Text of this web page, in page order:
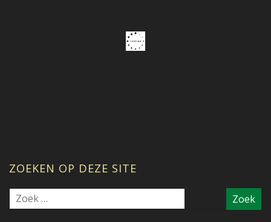
ZOEKEN OP DEZE SITE